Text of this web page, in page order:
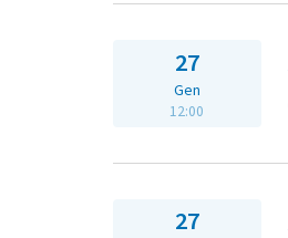
27
Gen
12:00
27